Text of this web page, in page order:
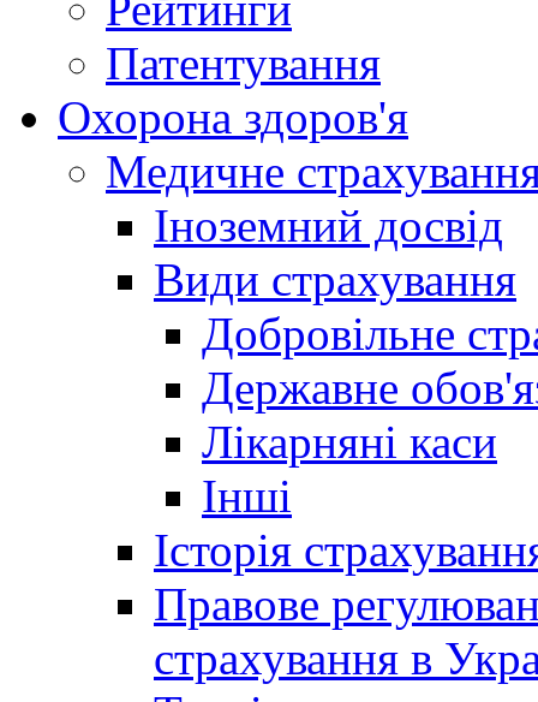
Патентування
Охорона здоров'я
Медичне
Іноземний досвід
Види страхування
Добровільне
Державне
Лікарняні каси
Інші
Історія
Правове
страхування в